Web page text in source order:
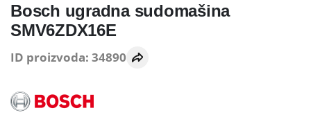
Bosch ugradna sudomašina
SMV6ZDX16E
ID proizvoda: 34890